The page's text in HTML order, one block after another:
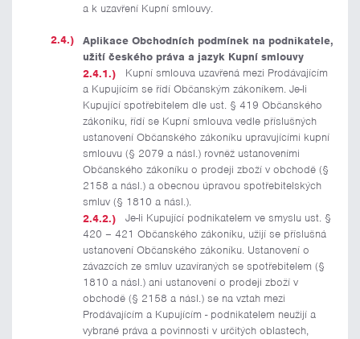
a k uzavření Kupní smlouvy.
Aplikace Obchodních podmínek na podnikatele,
užití českého práva a jazyk Kupní smlouvy
Kupní smlouva uzavřená mezi Prodávajícím
a Kupujícím se řídí Občanským zákoníkem. Je-li
Kupující spotřebitelem dle ust. § 419 Občanského
zákoníku, řídí se Kupní smlouva vedle příslušných
ustanovení Občanského zákoníku upravujícími kupní
smlouvu (§ 2079 a násl.) rovněž ustanoveními
Občanského zákoníku o prodeji zboží v obchodě (§
2158 a násl.) a obecnou úpravou spotřebitelských
smluv (§ 1810 a násl.).
Je-li Kupující podnikatelem ve smyslu ust. §
420 – 421 Občanského zákoníku, užijí se příslušná
ustanovení Občanského zákoníku. Ustanovení o
závazcích ze smluv uzavíraných se spotřebitelem (§
1810 a násl.) ani ustanovení o prodeji zboží v
obchodě (§ 2158 a násl.) se na vztah mezi
Prodávajícím a Kupujícím - podnikatelem neužijí a
vybrané práva a povinnosti v určitých oblastech,